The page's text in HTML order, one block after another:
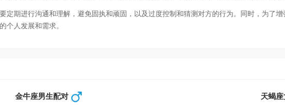
定期进行沟通和理解，避免固执和顽固，以及过度控制和猜测对方的行为。同时，为了
个人发展和需求。
金牛座男生配对 天蝎